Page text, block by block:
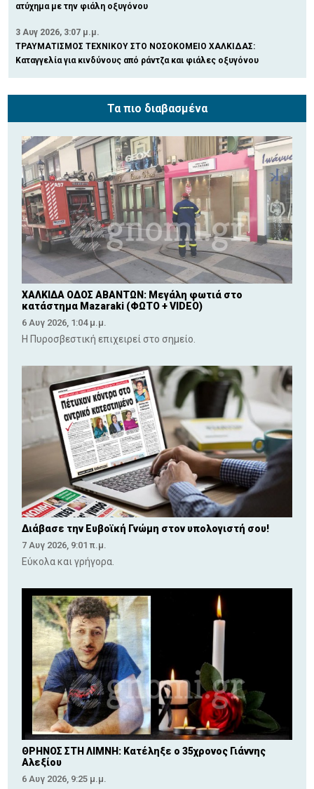
ατύχημα με την φιάλη οξυγόνου
3 Αυγ 2026, 3:07 μ.μ.
ΤΡΑΥΜΑΤΙΣΜΟΣ ΤΕΧΝΙΚΟΥ ΣΤΟ ΝΟΣΟΚΟΜΕΙΟ ΧΑΛΚIΔΑΣ:
Καταγγελία για κινδύνους από ράντζα και φιάλες οξυγόνου
Τα πιο διαβασμένα
ΧΑΛΚΙΔΑ ΟΔΟΣ ΑΒΑΝΤΩΝ: Μεγάλη φωτιά στο
κατάστημα Mazaraki (ΦΩΤΟ + VIDEO)
6 Αυγ 2026, 1:04 μ.μ.
Η Πυροσβεστική επιχειρεί στο σημείο.
Διάβασε την Ευβοϊκή Γνώμη στον υπολογιστή σου!
7 Αυγ 2026, 9:01 π.μ.
Εύκολα και γρήγορα.
ΘΡΗΝΟΣ ΣΤΗ ΛΙΜΝΗ: Κατέληξε ο 35χρονος Γιάννης
Αλεξίου
6 Αυγ 2026, 9:25 μ.μ.